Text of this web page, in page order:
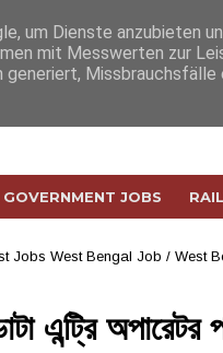
JOBS
Jobs West Bengal Job / West
এন্ট্রি অপারেটর
um Dienste anzubieten
mit Messwerten zur
Missbrauchsfälle